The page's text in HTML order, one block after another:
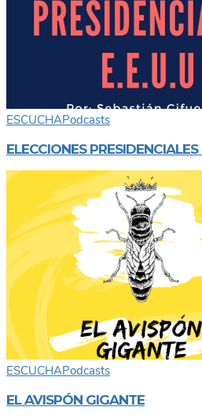
ESCUCHAPodcasts
ELECCIONES PRESIDENCIALES
ESCUCHAPodcasts
EL AVISPÓN GIGANTE